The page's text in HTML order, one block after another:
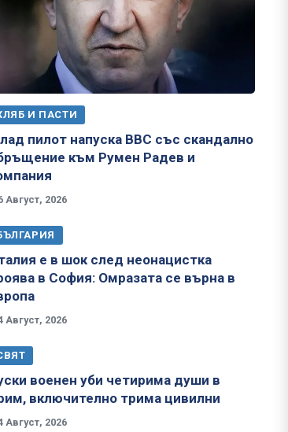
И ПАСТИ
пилот напуска ВВС със скандално
към Румен Радев и
Август, 2026
е в шок след неонацистка
в София: Омразата се върна в
Август, 2026
военен уби четирима души в
включително трима цивилни
Август, 2026